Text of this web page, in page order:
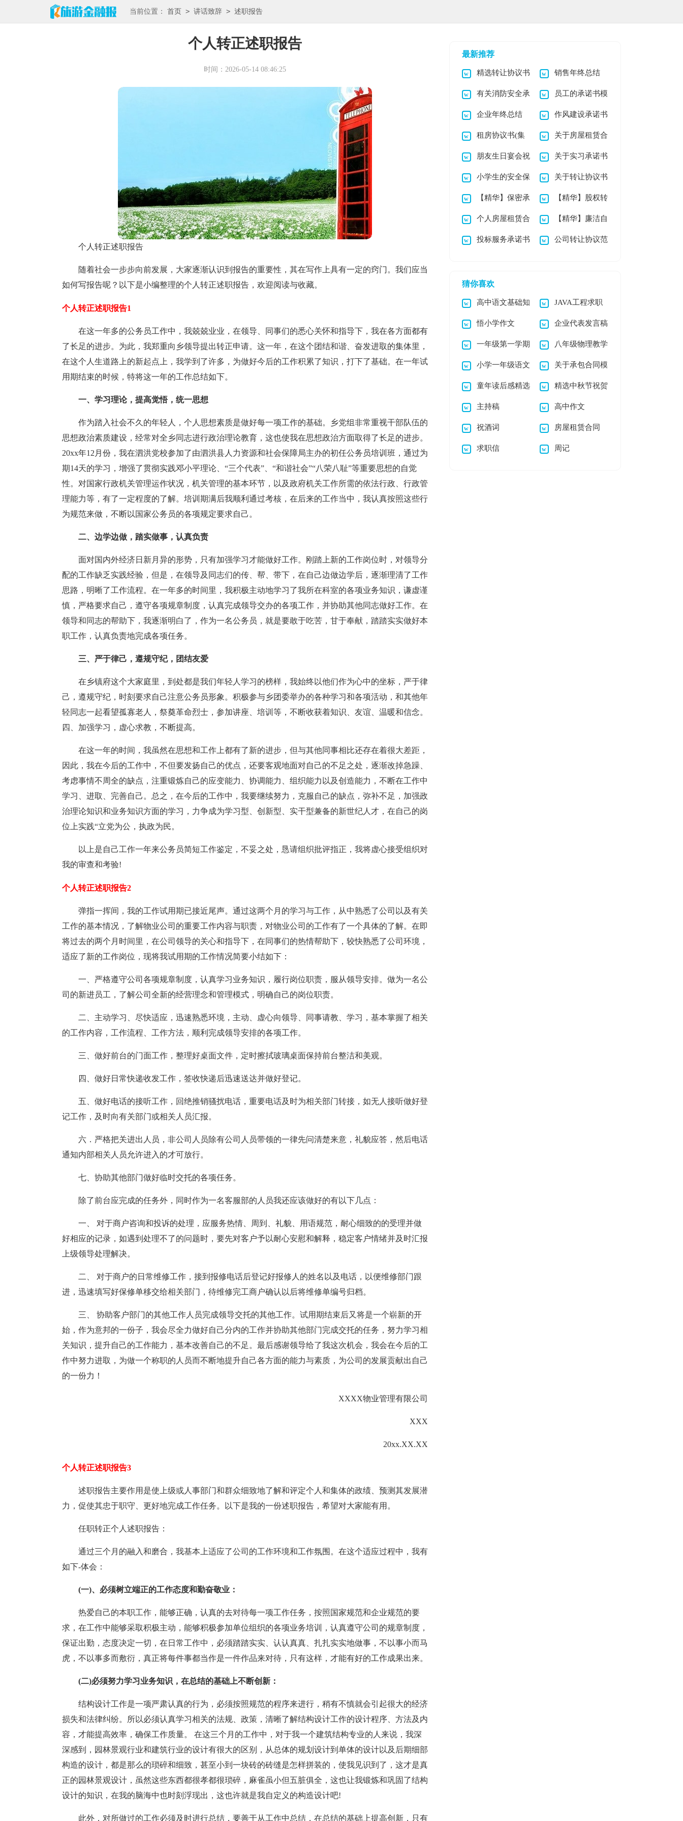
当前位置： 首页 > 讲话致辞 > 述职报告
个人转正述职报告
时间：2026-05-14 08:46:25
个人转正述职报告
随着社会一步步向前发展，大家逐渐认识到报告的重要性，其在写作上具有一定的窍门。我们应当
如何写报告呢？以下是小编整理的个人转正述职报告，欢迎阅读与收藏。
个人转正述职报告1
在这一年多的公务员工作中，我兢兢业业，在领导、同事们的悉心关怀和指导下，我在各方面都有
了长足的进步。为此，我郑重向乡领导提出转正申请。这一年，在这个团结和谐、奋发进取的集体里，
在这个人生道路上的新起点上，我学到了许多，为做好今后的工作积累了知识，打下了基础。在一年试
用期结束的时候，特将这一年的工作总结如下。
一、学习理论，提高觉悟，统一思想
作为踏入社会不久的年轻人，个人思想素质是做好每一项工作的基础。乡党组非常重视干部队伍的
思想政治素质建设，经常对全乡同志进行政治理论教育，这也使我在思想政治方面取得了长足的进步。
20xx年12月份，我在泗洪党校参加了由泗洪县人力资源和社会保障局主办的初任公务员培训班，通过为
期14天的学习，增强了贯彻实践邓小平理论、“三个代表”、“和谐社会”“八荣八耻”等重要思想的自觉
性。对国家行政机关管理运作状况，机关管理的基本环节，以及政府机关工作所需的依法行政、行政管
理能力等，有了一定程度的了解。培训期满后我顺利通过考核，在后来的工作当中，我认真按照这些行
为规范来做，不断以国家公务员的各项规定要求自己。
二、边学边做，踏实做事，认真负责
面对国内外经济日新月异的形势，只有加强学习才能做好工作。刚踏上新的工作岗位时，对领导分
配的工作缺乏实践经验，但是，在领导及同志们的传、帮、带下，在自己边做边学后，逐渐理清了工作
思路，明晰了工作流程。在一年多的时间里，我积极主动地学习了我所在科室的各项业务知识，谦虚谨
慎，严格要求自己，遵守各项规章制度，认真完成领导交办的各项工作，并协助其他同志做好工作。在
领导和同志的帮助下，我逐渐明白了，作为一名公务员，就是要敢于吃苦，甘于奉献，踏踏实实做好本
职工作，认真负责地完成各项任务。
三、严于律己，遵规守纪，团结友爱
在乡镇府这个大家庭里，到处都是我们年轻人学习的榜样，我始终以他们作为心中的坐标，严于律
己，遵规守纪，时刻要求自己注意公务员形象。积极参与乡团委举办的各种学习和各项活动，和其他年
轻同志一起看望孤寡老人，祭奠革命烈士，参加讲座、培训等，不断收获着知识、友谊、温暖和信念。
四、加强学习，虚心求教，不断提高。
在这一年的时间，我虽然在思想和工作上都有了新的进步，但与其他同事相比还存在着很大差距，
因此，我在今后的工作中，不但要发扬自己的优点，还要客观地面对自己的不足之处，逐渐改掉急躁、
考虑事情不周全的缺点，注重锻炼自己的应变能力、协调能力、组织能力以及创造能力，不断在工作中
学习、进取、完善自己。总之，在今后的工作中，我要继续努力，克服自己的缺点，弥补不足，加强政
治理论知识和业务知识方面的学习，力争成为学习型、创新型、实干型兼备的新世纪人才，在自己的岗
位上实践“立党为公，执政为民。
以上是自己工作一年来公务员简短工作鉴定，不妥之处，恳请组织批评指正，我将虚心接受组织对
我的审查和考验!
个人转正述职报告2
弹指一挥间，我的工作试用期已接近尾声。通过这两个月的学习与工作，从中熟悉了公司以及有关
工作的基本情况，了解物业公司的重要工作内容与职责，对物业公司的工作有了一个具体的了解。在即
将过去的两个月时间里，在公司领导的关心和指导下，在同事们的热情帮助下，较快熟悉了公司环境，
适应了新的工作岗位，现将我试用期的工作情况简要小结如下：
一、严格遵守公司各项规章制度，认真学习业务知识，履行岗位职责，服从领导安排。做为一名公
司的新进员工，了解公司全新的经营理念和管理模式，明确自己的岗位职责。
二、主动学习、尽快适应，迅速熟悉环境，主动、虚心向领导、同事请教、学习，基本掌握了相关
的工作内容，工作流程、工作方法，顺利完成领导安排的各项工作。
三、做好前台的门面工作，整理好桌面文件，定时擦拭玻璃桌面保持前台整洁和美观。
四、做好日常快递收发工作，签收快递后迅速送达并做好登记。
五、做好电话的接听工作，回绝推销骚扰电话，重要电话及时为相关部门转接，如无人接听做好登
记工作，及时向有关部门或相关人员汇报。
六．严格把关进出人员，非公司人员除有公司人员带领的一律先问清楚来意，礼貌应答，然后电话
通知内部相关人员允许进入的才可放行。
七、协助其他部门做好临时交托的各项任务。
除了前台应完成的任务外，同时作为一名客服部的人员我还应该做好的有以下几点：
一、 对于商户咨询和投诉的处理，应服务热情、周到、礼貌、用语规范，耐心细致的的受理并做
好相应的记录，如遇到处理不了的问题时，要先对客户予以耐心安慰和解释，稳定客户情绪并及时汇报
上级领导处理解决。
二、 对于商户的日常维修工作，接到报修电话后登记好报修人的姓名以及电话，以便维修部门跟
进，迅速填写好保修单移交给相关部门，待维修完工商户确认以后将维修单编号归档。
三、 协助客户部门的其他工作人员完成领导交托的其他工作。试用期结束后又将是一个崭新的开
始，作为意邦的一份子，我会尽全力做好自己分内的工作并协助其他部门完成交托的任务，努力学习相
关知识，提升自己的工作能力，基本改善自己的不足。最后感谢领导给了我这次机会，我会在今后的工
作中努力进取，为做一个称职的人员而不断地提升自己各方面的能力与素质，为公司的发展贡献出自己
的一份力！
XXXX物业管理有限公司
XXX
20xx.XX.XX
个人转正述职报告3
述职报告主要作用是使上级或人事部门和群众细致地了解和评定个人和集体的政绩、预测其发展潜
力，促使其忠于职守、更好地完成工作任务。以下是我的一份述职报告，希望对大家能有用。
任职转正个人述职报告：
通过三个月的融入和磨合，我基本上适应了公司的工作环境和工作氛围。在这个适应过程中，我有
如下-体会：
(一)、必须树立端正的工作态度和勤奋敬业：
热爱自己的本职工作，能够正确，认真的去对待每一项工作任务，按照国家规范和企业规范的要
求，在工作中能够采取积极主动，能够积极参加单位组织的各项业务培训，认真遵守公司的规章制度，
保证出勤，态度决定一切，在日常工作中，必须踏踏实实、认认真真、扎扎实实地做事，不以事小而马
虎，不以事多而敷衍，真正将每件事都当作是一件作品来对待，只有这样，才能有好的工作成果出来。
(二)必须努力学习业务知识，在总结的基础上不断创新：
结构设计工作是一项严肃认真的行为，必须按照规范的程序来进行，稍有不慎就会引起很大的经济
损失和法律纠纷。所以必须认真学习相关的法规、政策，清晰了解结构设计工作的设计程序、方法及内
容，才能提高效率，确保工作质量。 在这三个月的工作中，对于我一个建筑结构专业的人来说，我深
深感到，园林景观行业和建筑行业的设计有很大的区别，从总体的规划设计到单体的设计以及后期细部
构造的设计，都是那么的琐碎和细致，甚至小到一块砖的砖缝是怎样拼装的，使我见识到了，这才是真
正的园林景观设计，虽然这些东西都很孝都很琐碎，麻雀虽小但五脏俱全，这也让我锻炼和巩固了结构
设计的知识，在我的脑海中也时刻浮现出，这也许就是我自定义的构造设计吧!
此外，对所做过的工作必须及时进行总结，要善于从工作中总结，在总结的基础上提高创新，只有
最新推荐
精选转让协议书
锦集五篇
销售年终总结
(汇编15篇)
有关消防安全承
诺书四篇
员工的承诺书模
板合集10篇
企业年终总结 作风建设承诺书
锦集7篇
租房协议书(集
合15篇)
关于房屋租赁合
同模板汇编7篇
朋友生日宴会祝
酒词
关于实习承诺书
汇总十篇
小学生的安全保
证书模板汇编六篇
关于转让协议书
模板合集9篇
【精华】保密承
诺书模板集合五篇
【精华】股权转
让协议书合集六篇
个人房屋租赁合
同模板集锦9篇
【精华】廉洁自
律承诺书4篇
投标服务承诺书 公司转让协议范
猜你喜欢
高中语文基础知
识点总结(5篇)
JAVA工程求职
信
悟小学作文 企业代表发言稿
一年级第一学期
教学计划5篇
八年级物理教学
计划集合6篇
小学一年级语文
第一单元知识点
关于承包合同模
板六篇
童年读后感精选
15篇
精选中秋节祝贺
词汇总55条
主持稿 高中作文
祝酒词 房屋租赁合同
求职信 周记